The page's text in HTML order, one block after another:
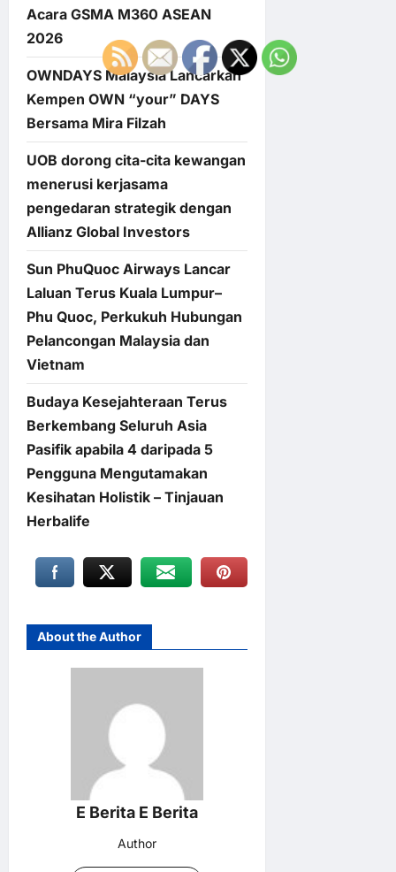
Acara GSMA M360 ASEAN
2026
OWNDAYS Malaysia Lancarkan
Kempen OWN “your” DAYS
Bersama Mira Filzah
UOB dorong cita-cita kewangan
menerusi kerjasama
pengedaran strategik dengan
Allianz Global Investors
Sun PhuQuoc Airways Lancar
Laluan Terus Kuala Lumpur–
Phu Quoc, Perkukuh Hubungan
Pelancongan Malaysia dan
Vietnam
Budaya Kesejahteraan Terus
Berkembang Seluruh Asia
Pasifik apabila 4 daripada 5
Pengguna Mengutamakan
Kesihatan Holistik – Tinjauan
Herbalife
About the Author
E Berita E Berita
Author